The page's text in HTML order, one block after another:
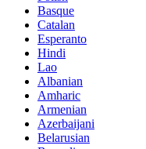
Basque
Catalan
Esperanto
Hindi
Lao
Albanian
Amharic
Armenian
Azerbaijani
Belarusian